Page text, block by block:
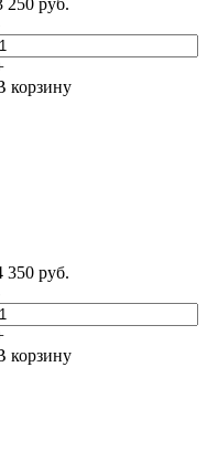
корзину
350 руб.
корзину